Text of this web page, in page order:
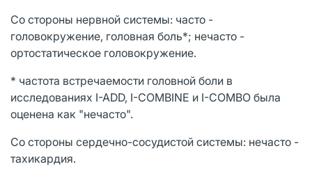
Со стороны нервной системы: часто -
головокружение, головная боль*; нечасто -
ортостатическое головокружение.
* частота встречаемости головной боли в
исследованиях I-ADD, I-COMBINE и I-COMBO была
оценена как "нечасто".
Со стороны сердечно-сосудистой системы: нечасто -
тахикардия.